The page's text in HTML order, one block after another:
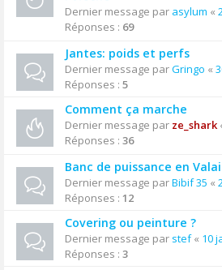
Dernier message par asylum «
Réponses : 69
Jantes: poids et perfs
Dernier message parGringo «
Réponses : 5
Comment ça marche
Dernier message par ze_shark
Réponses : 36
Banc de puissance en
Dernier message parBibif 35 «
Réponses : 12
Covering ou peinture ?
Dernier message par stef« 10
Réponses : 3